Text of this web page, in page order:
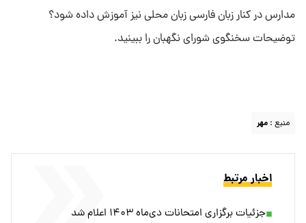
مدارس در کنار زبان فارسی زبان محلی نیز آموزش داده شود؟
توضیحات سخنگوی شورای نگهبان را ببینید.
منبع : مهر
اخبار مرتبط
جزئیات برگزاری امتحانات دی‌ماه ۱۴۰۳ اعلام شد